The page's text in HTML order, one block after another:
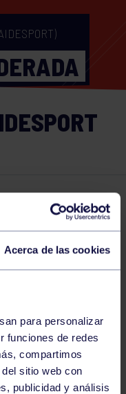
Acerca de las cookies
para personalizar
funciones de redes
compartimos
sitio web con
publicidad y análisis